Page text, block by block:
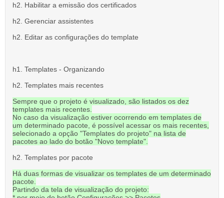
h2. Habilitar a emissão dos certificados
h2. Gerenciar assistentes
h2. Editar as configurações do template
h1. Templates - Organizando
h2. Templates mais recentes
Sempre que o projeto é visualizado, são listados os dez
templates mais recentes.
No caso da visualização estiver ocorrendo em templates de
um determinado pacote, é possível acessar os mais recentes,
selecionado a opção "Templates do projeto" na lista de
pacotes ao lado do botão "Novo template".
h2. Templates por pacote
Há duas formas de visualizar os templates de um determinado
pacote.
Partindo da tela de visualização do projeto: